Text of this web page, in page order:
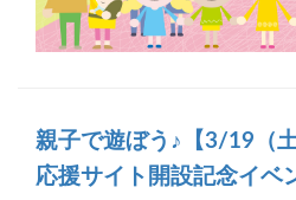
親子で遊ぼう♪【3/19（
応援サイト開設記念イベ